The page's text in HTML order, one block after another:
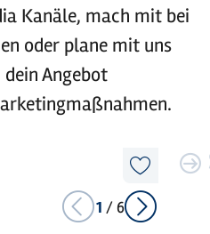
Kanäle, mach mit bei
oder plane mit uns
Angebot
Diesen
Artikel
merken
Mehr
1 /6